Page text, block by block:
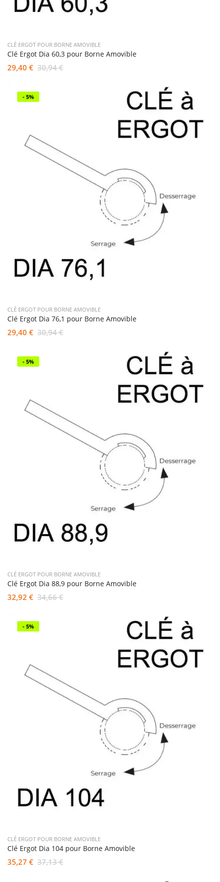
CLÉ ERGOT POUR BORNE AMOVIBLE
Clé Ergot Dia 60,3 pour Borne Amovible
29,40 € 30,94 €
- 5%
CLÉ ERGOT POUR BORNE AMOVIBLE
Clé Ergot Dia 76,1 pour Borne Amovible
29,40 € 30,94 €
- 5%
CLÉ ERGOT POUR BORNE AMOVIBLE
Clé Ergot Dia 88,9 pour Borne Amovible
32,92 € 34,66 €
- 5%
CLÉ ERGOT POUR BORNE AMOVIBLE
Clé Ergot Dia 104 pour Borne Amovible
35,27 € 37,13 €